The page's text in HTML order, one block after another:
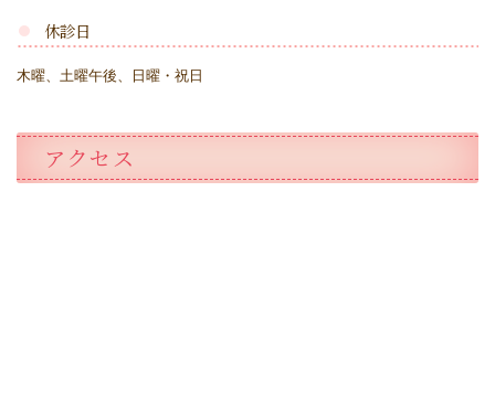
休診日
木曜、土曜午後、日曜・祝日
アクセス